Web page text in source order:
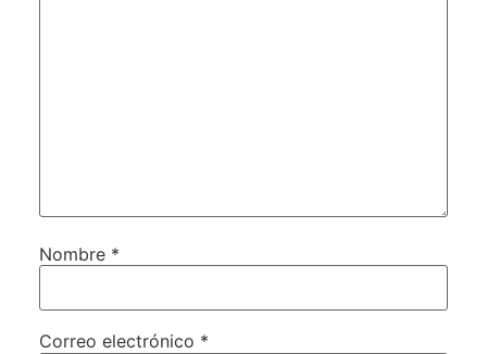
Nombre *
Correo electrónico *